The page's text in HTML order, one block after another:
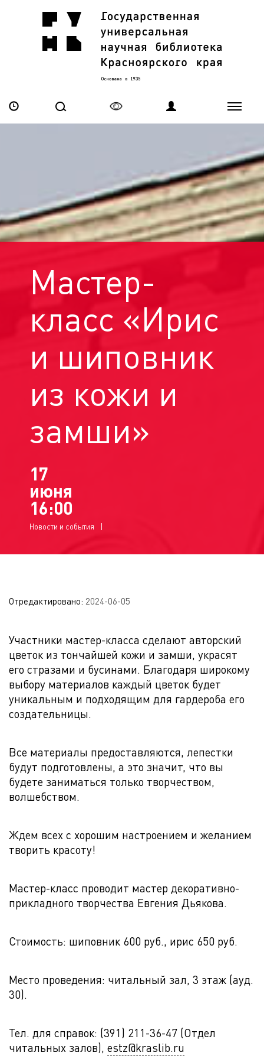
Мастер-
класс «Ирис
и шиповник
из кожи и
замши»
17
июня
16:00
Новости и события
Отредактировано: 2024-06-05
Участники мастер-класса сделают авторский
цветок из тончайшей кожи и замши, украсят
его стразами и бусинами. Благодаря широкому
выбору материалов каждый цветок будет
уникальным и подходящим для гардероба его
создательницы.
Все материалы предоставляются, лепестки
будут подготовлены, а это значит, что вы
будете заниматься только творчеством,
волшебством.
Ждем всех с хорошим настроением и желанием
творить красоту!
Мастер-класс проводит мастер декоративно-
прикладного творчества Евгения Дьякова.
Стоимость: шиповник 600 руб., ирис 650 руб.
Место проведения: читальный зал, 3 этаж (ауд.
30).
Тел. для справок: (391) 211-36-47 (Отдел
читальных залов), estz@kraslib.ru